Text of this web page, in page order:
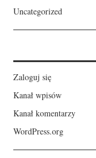
Uncategorized
Zaloguj się
Kanał wpisów
Kanał komentarzy
WordPress.org